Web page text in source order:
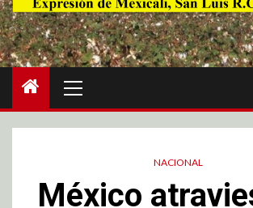
NACIONAL
México